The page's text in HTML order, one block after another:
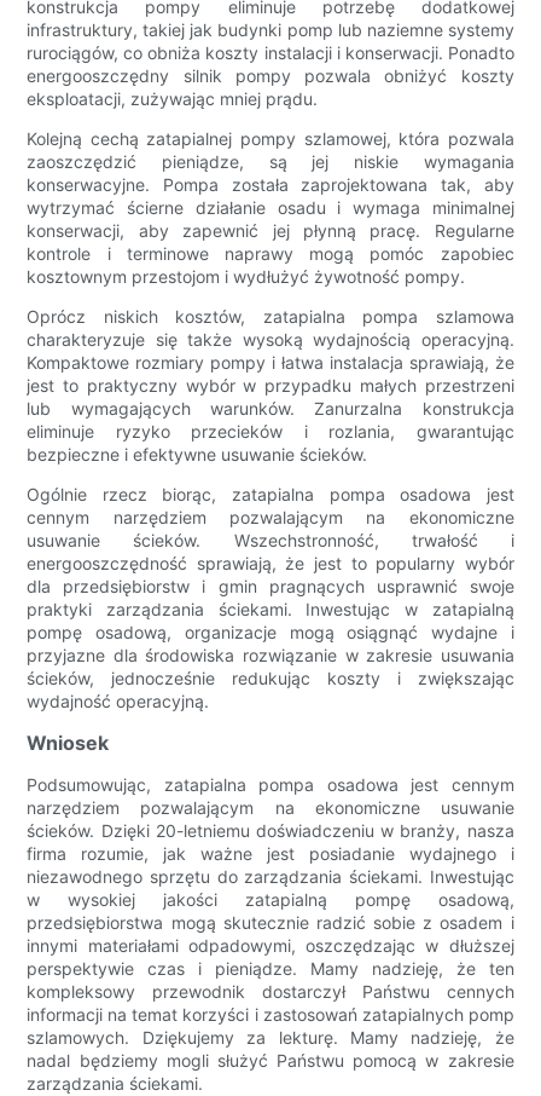
konstrukcja pompy eliminuje potrzebę dodatkowej
infrastruktury, takiej jak budynki pomp lub naziemne systemy
rurociągów, co obniża koszty instalacji i konserwacji. Ponadto
energooszczędny silnik pompy pozwala obniżyć koszty
eksploatacji, zużywając mniej prądu.
Kolejną cechą zatapialnej pompy szlamowej, która pozwala
zaoszczędzić pieniądze, są jej niskie wymagania
konserwacyjne. Pompa została zaprojektowana tak, aby
wytrzymać ścierne działanie osadu i wymaga minimalnej
konserwacji, aby zapewnić jej płynną pracę. Regularne
kontrole i terminowe naprawy mogą pomóc zapobiec
kosztownym przestojom i wydłużyć żywotność pompy.
Oprócz niskich kosztów, zatapialna pompa szlamowa
charakteryzuje się także wysoką wydajnością operacyjną.
Kompaktowe rozmiary pompy i łatwa instalacja sprawiają, że
jest to praktyczny wybór w przypadku małych przestrzeni
lub wymagających warunków. Zanurzalna konstrukcja
eliminuje ryzyko przecieków i rozlania, gwarantując
bezpieczne i efektywne usuwanie ścieków.
Ogólnie rzecz biorąc, zatapialna pompa osadowa jest
cennym narzędziem pozwalającym na ekonomiczne
usuwanie ścieków. Wszechstronność, trwałość i
energooszczędność sprawiają, że jest to popularny wybór
dla przedsiębiorstw i gmin pragnących usprawnić swoje
praktyki zarządzania ściekami. Inwestując w zatapialną
pompę osadową, organizacje mogą osiągnąć wydajne i
przyjazne dla środowiska rozwiązanie w zakresie usuwania
ścieków, jednocześnie redukując koszty i zwiększając
wydajność operacyjną.
Wniosek
Podsumowując, zatapialna pompa osadowa jest cennym
narzędziem pozwalającym na ekonomiczne usuwanie
ścieków. Dzięki 20-letniemu doświadczeniu w branży, nasza
firma rozumie, jak ważne jest posiadanie wydajnego i
niezawodnego sprzętu do zarządzania ściekami. Inwestując
w wysokiej jakości zatapialną pompę osadową,
przedsiębiorstwa mogą skutecznie radzić sobie z osadem i
innymi materiałami odpadowymi, oszczędzając w dłuższej
perspektywie czas i pieniądze. Mamy nadzieję, że ten
kompleksowy przewodnik dostarczył Państwu cennych
informacji na temat korzyści i zastosowań zatapialnych pomp
szlamowych. Dziękujemy za lekturę. Mamy nadzieję, że
nadal będziemy mogli służyć Państwu pomocą w zakresie
zarządzania ściekami.